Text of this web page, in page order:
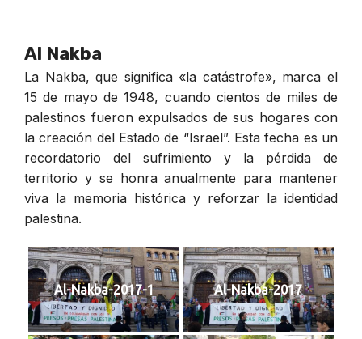
Al Nakba
La Nakba, que significa «la catástrofe», marca el
15 de mayo de 1948, cuando cientos de miles de
palestinos fueron expulsados de sus hogares con
la creación del Estado de “Israel”. Esta fecha es un
recordatorio del sufrimiento y la pérdida de
territorio y se honra anualmente para mantener
viva la memoria histórica y reforzar la identidad
palestina.
Al-Nakba-2017-1 Al-Nakba-2017